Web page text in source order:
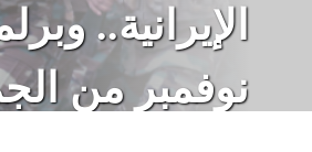
الإيرانية..
نوفمبر من